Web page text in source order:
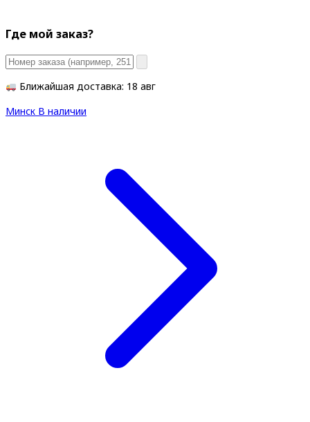
Где мой заказ?
Ближайшая доставка: 18 авг
Минск В наличии